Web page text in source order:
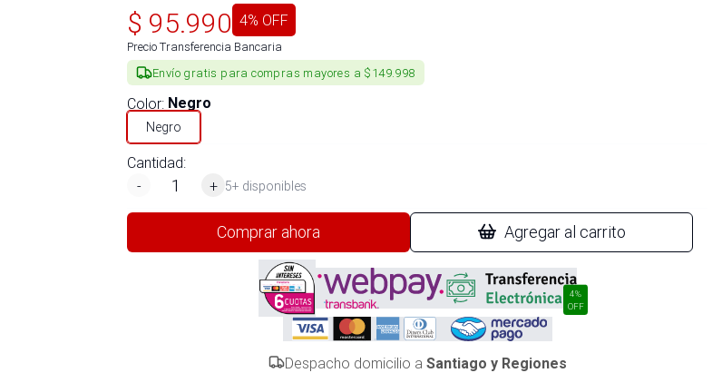
$ 95.990 4% OFF
Precio Transferencia Bancaria
Envío gratis para compras mayores a $149.998
Color: Negro
Negro
Cantidad:
-
+ 5+ disponibles
Comprar ahora Agregar al carrito
4%
OFF
Despacho domicilio a Santiago y Regiones